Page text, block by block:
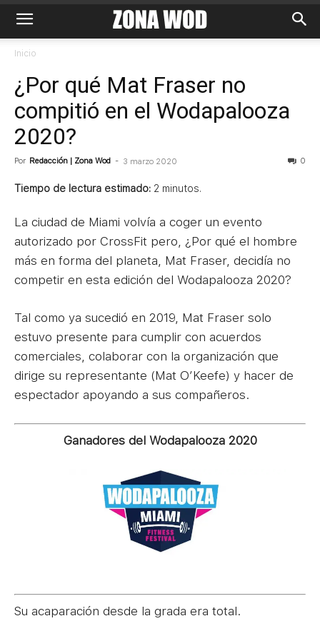
Inicio
¿Por qué Mat Fraser no
compitió en el Wodapalooza
2020?
Por Redacción | Zona Wod - 3 marzo 2020 0
Tiempo de lectura estimado: 2 minutos.
La ciudad de Miami volvía a coger un evento
autorizado por CrossFit pero, ¿Por qué el hombre
más en forma del planeta, Mat Fraser, decidía no
competir en esta edición del Wodapalooza 2020?
Tal como ya sucedió en 2019, Mat Fraser solo
estuvo presente para cumplir con acuerdos
comerciales, colaborar con la organización que
dirige su representante (Mat O’Keefe) y hacer de
espectador apoyando a sus compañeros.
Ganadores del Wodapalooza 2020
Su acaparación desde la grada era total.